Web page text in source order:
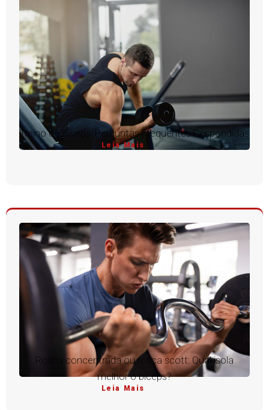
Treino de Bíceps: Perguntas Frequentes Respondidas
Leia Mais
Rosca concentrada ou rosca scott: Qual isola
melhor o bíceps?
Leia Mais